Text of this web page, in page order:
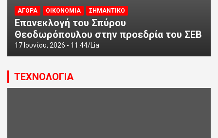
ΑΓΟΡΑ ΟΙΚΟΝΟΜΙΑ ΣΗΜΑΝΤΙΚΟ
Επανεκλογή του Σπύρου
Θεοδωρόπουλου στην προεδρία του ΣΕΒ
17 Ιουνίου, 2026 - 11:44 Lia
ΤΕΧΝΟΛΟΓΙΑ